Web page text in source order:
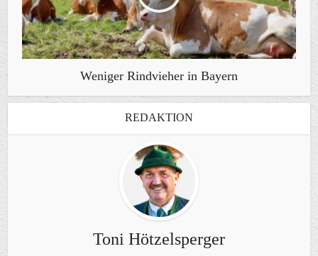
Weniger Rindvieher in Bayern
REDAKTION
Toni Hötzelsperger